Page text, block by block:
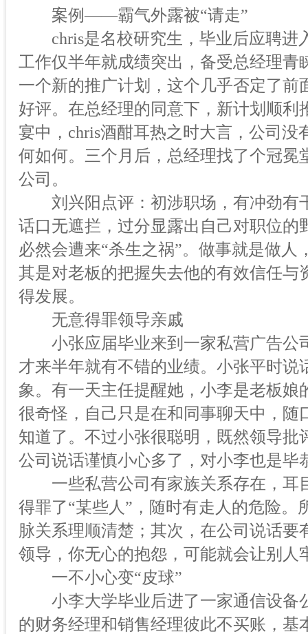
案例——霸气外露被“请走”
chris是名校研究生，毕业后应聘进
工作仅半年就成绩突出，备受总经理
一个新的推广计划，这个几乎否定了
好评。在总经理的同意下，新计划顺
宴中，chris酒酣耳热之时大言，公司
何如何。三个月后，总经理找了个冠冕
公司。
刘兴阳点评：初涉职场，有冲劲有
话口无遮拦，过分显露出自己对职位
必然会遭来“杀生之祸”。做事就是做
其是对老板的把握失去他的有效信任
得发展。
无意得罪领导亲戚
小张应届毕业来到一家私营广告公
才来半年就有不错的业绩。小张平时
象。有一天主任提醒她，小李是老板
很奇怪，自己只是在和同事聊天中，
知道了。不过小张很聪明，既然领导
公司说话谨慎小心多了，对小李也是毕
一些私营公司有家族关系存在，耳
得罪了“某些人”，随时有走人的危险
脉关系理顺清楚；其次，在公司说话
领导，你无心的抱怨，可能就会让别人
一不小心变“皮球”
小李大学毕业后进了一家通信设备
的财务经理和销售经理彼此不买账，